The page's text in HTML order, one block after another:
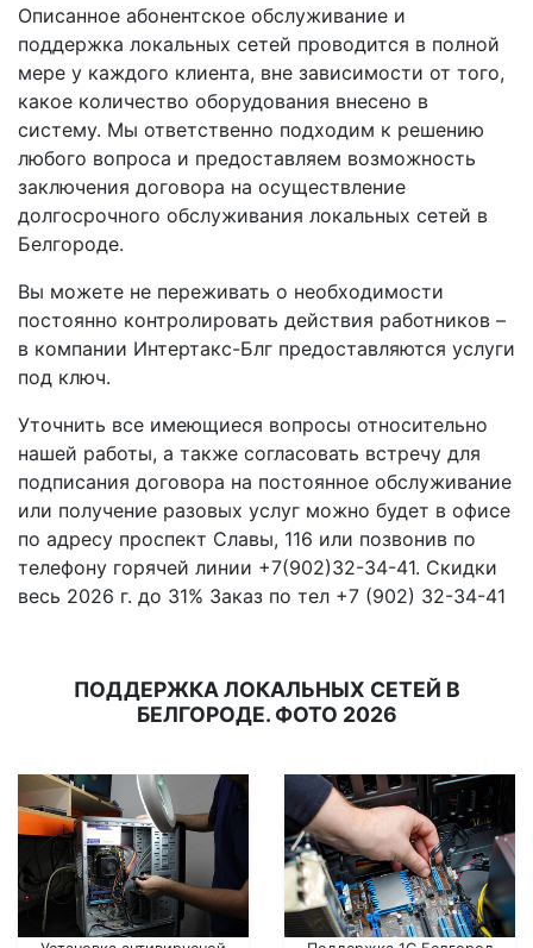
Описанное абонентское обслуживание и
поддержка локальных сетей проводится в полной
мере у каждого клиента, вне зависимости от того,
какое количество оборудования внесено в
систему. Мы ответственно подходим к решению
любого вопроса и предоставляем возможность
заключения договора на осуществление
долгосрочного обслуживания локальных сетей в
Белгороде.
Вы можете не переживать о необходимости
постоянно контролировать действия работников –
в компании Интертакс-Блг предоставляются услуги
под ключ.
Уточнить все имеющиеся вопросы относительно
нашей работы, а также согласовать встречу для
подписания договора на постоянное обслуживание
или получение разовых услуг можно будет в офисе
по адресу проспект Славы, 116 или позвонив по
телефону горячей линии +7(902)32-34-41. Скидки
весь 2026 г. до 31% Заказ по тел +7 (902) 32-34-41
ПОДДЕРЖКА ЛОКАЛЬНЫХ СЕТЕЙ В
БЕЛГОРОДЕ. ФОТО 2026